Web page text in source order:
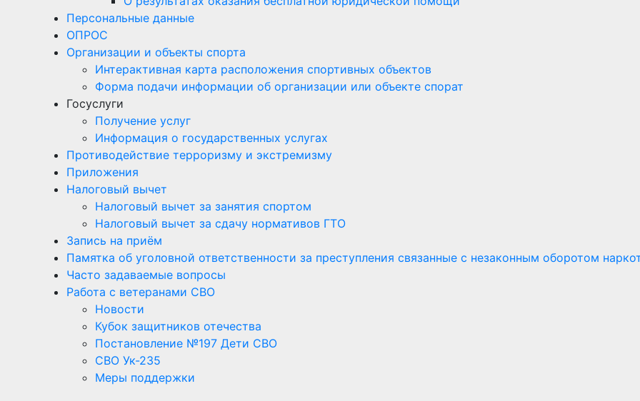
Персональные данные
ОПРОС
Организации и объекты спорта
Интерактивная карта расположения спортивных объектов
Форма подачи информации об организации или объекте спорат
Госуслуги
Получение услуг
Информация о государственных услугах
Противодействие терроризму и экстремизму
Приложения
Налоговый вычет
Налоговый вычет за занятия спортом
Налоговый вычет за сдачу нормативов ГТО
Запись на приём
Памятка об уголовной ответственности за преступления связанные с незаконным оборотом
Часто задаваемые вопросы
Работа с ветеранами СВО
Новости
Кубок защитников отечества
Постановление №197 Дети СВО
СВО Ук-235
Меры поддержки